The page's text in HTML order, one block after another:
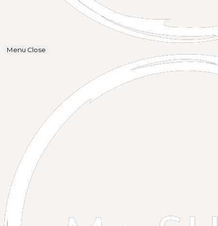
Menu Close